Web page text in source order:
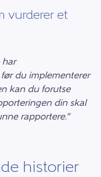
vurderer et
har
du implementerer
kan du forutse
din skal
rapportere.”
historier